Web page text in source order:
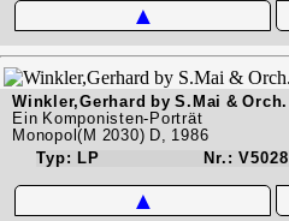
▲
Winkler,Gerhard by S.Mai & Orch.
Ein Komponisten-Porträt
Monopol(M 2030) D, 1986
Typ: LP
Nr.: V5028
▲